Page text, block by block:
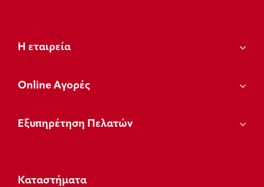
Η εταιρεία
Οnline Αγορές
Εξυπηρέτηση Πελατών
Καταστήματα